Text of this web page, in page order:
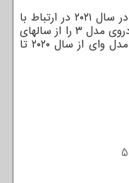
این فراخوان جدید گسترش فراخوانی در سال ۲۰۲۱ در ارتباط با
همین مبحث است که تقریبا ۲۸۰۰ خودروی مدل ۳ را از سالهای
مدل ۲۰۱۹ تا ۲۰۲۱ و خودرو های تسلا مدل وای از سال ۲۰۲۰ تا